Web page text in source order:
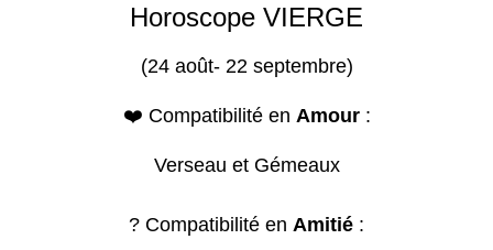
Horoscope VIERGE
(24 août- 22 septembre)
❤️ Compatibilité en Amour:
Verseau et Gémeaux
? Compatibilité en Amitié :